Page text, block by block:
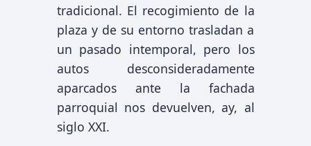
tradicional. El recogimiento de la
plaza y de su entorno trasladan a
un pasado intemporal, pero los
autos desconsideradamente
aparcados ante la fachada
parroquial nos devuelven, ay, al
siglo XXI.